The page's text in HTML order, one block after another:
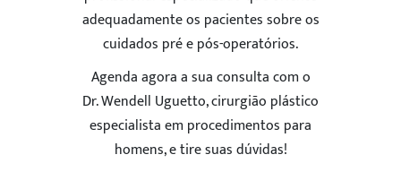
adequadamente os pacientes sobre os
cuidados pré e pós-operatórios.
Agenda agora a sua consulta com o
Dr. Wendell Uguetto, cirurgião plástico
especialista em procedimentos para
homens, e tire suas dúvidas!